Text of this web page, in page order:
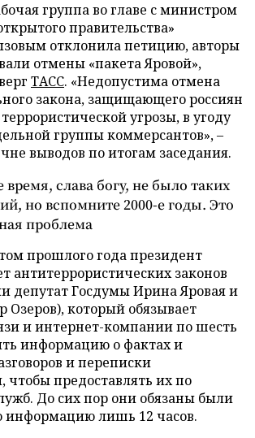
группа во главе с министром
правительства»
отклонила петицию, авторы
отмены «пакета Яровой»,
ТАСС. «Недопустима отмена
закона, защищающего россиян
угрозы, в угоду
группы коммерсантов», –
выводов по итогам заседания.
время, слава богу, не было таких
но вспомните 2000-е годы. Это
проблема
прошлого года президент
антитеррористических законов
депутат Госдумы Ирина Яровая и
Озеров), который обязывает
и интернет-компании по шесть
информацию о фактах и
и переписки
чтобы предоставлять их по
До сих пор они обязаны были
информацию лишь 12 часов.